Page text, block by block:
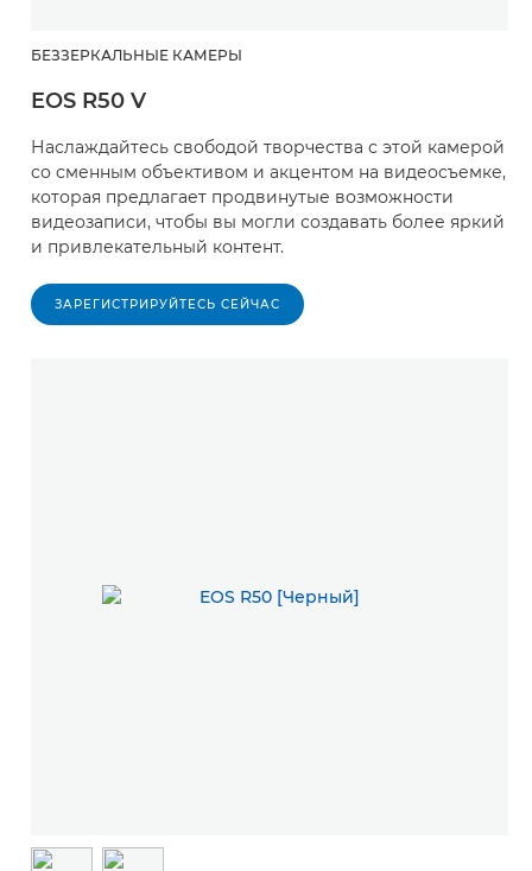
БЕЗЗЕРКАЛЬНЫЕ КАМЕРЫ
EOS R50 V
Наслаждайтесь свободой творчества с этой камерой
со сменным объективом и акцентом на видеосъемке,
которая предлагает продвинутые возможности
видеозаписи, чтобы вы могли создавать более яркий
и привлекательный контент.
ЗАРЕГИСТРИРУЙТЕСЬ СЕЙЧАС